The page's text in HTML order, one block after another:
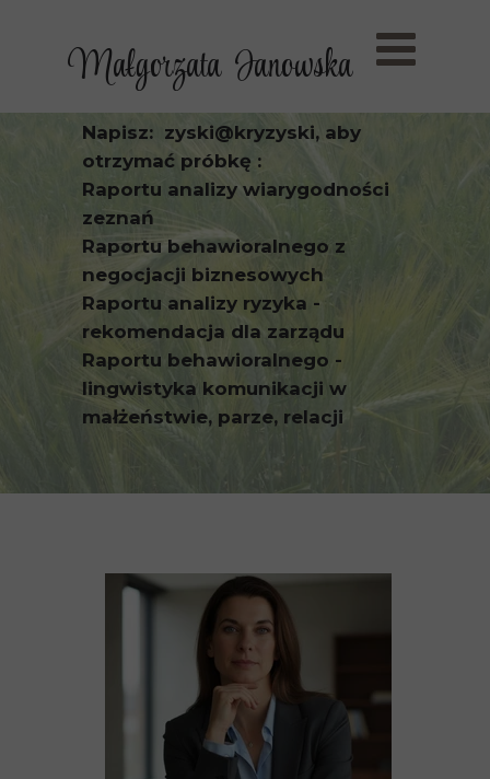
Małgorzata Janowska
Napisz: zyski@kryzyski, aby
otrzymać próbkę :
Raportu analizy wiarygodności
zeznań
Raportu behawioralnego z
negocjacji biznesowych
Raportu analizy ryzyka -
rekomendacja dla zarządu
Raportu behawioralnego -
lingwistyka komunikacji w
małżeństwie, parze, relacji